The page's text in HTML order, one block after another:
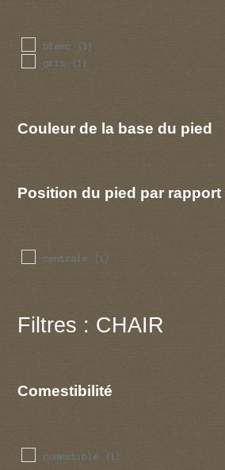
blanc (1)
gris (1)
Couleur de la base du pied
Position du pied par rapport
centrale (1)
Filtres : CHAIR
Comestibilité
comestible (1)